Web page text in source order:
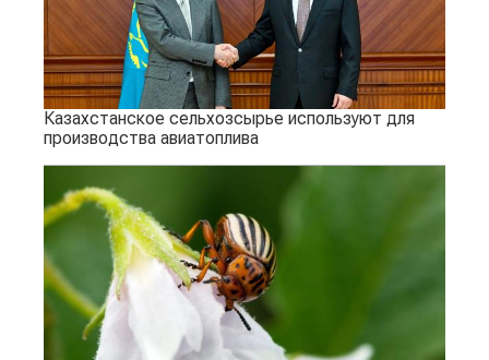
Казахстанское сельхозсырье используют для
производства авиатоплива